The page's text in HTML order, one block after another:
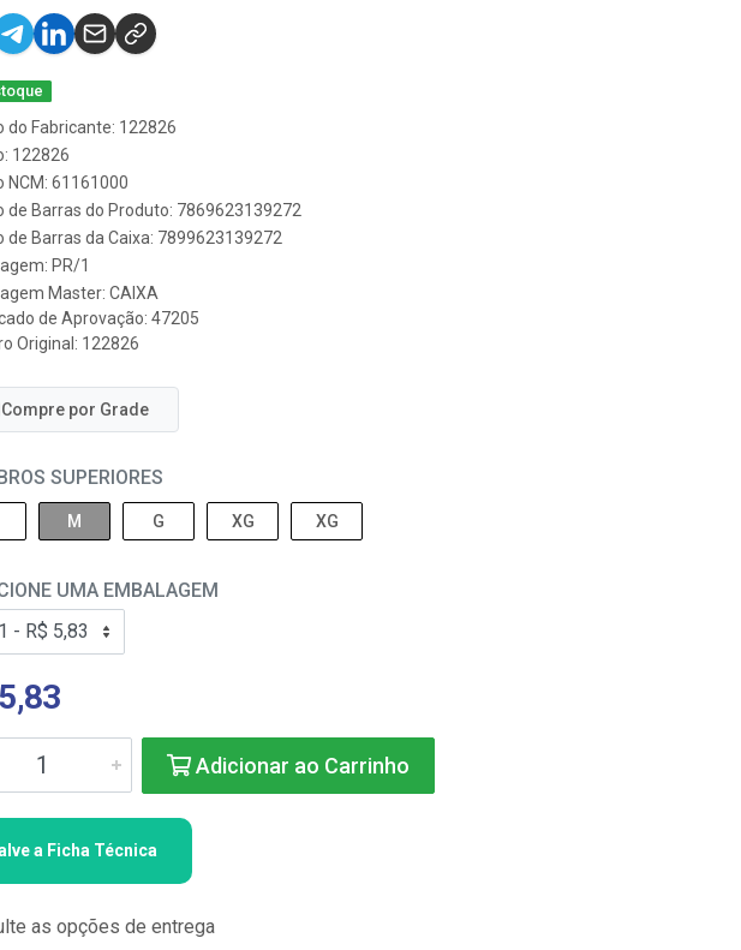
do Fabricante: 122826
122826
NCM: 61161000
de Barras do Produto: 7869623139272
de Barras da Caixa: 7899623139272
PR/1
Master: CAIXA
de Aprovação: 47205
Original: 122826
Compre por Grade
SUPERIORES
M G XG XG
UMA EMBALAGEM
Adicionar ao Carrinho
a Ficha Técnica
as opções de entrega